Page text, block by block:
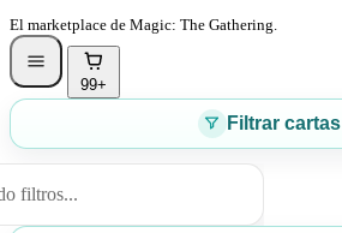
El marketplace de Magic: The Gathering.
99+
Filtrar cartas
filtros...